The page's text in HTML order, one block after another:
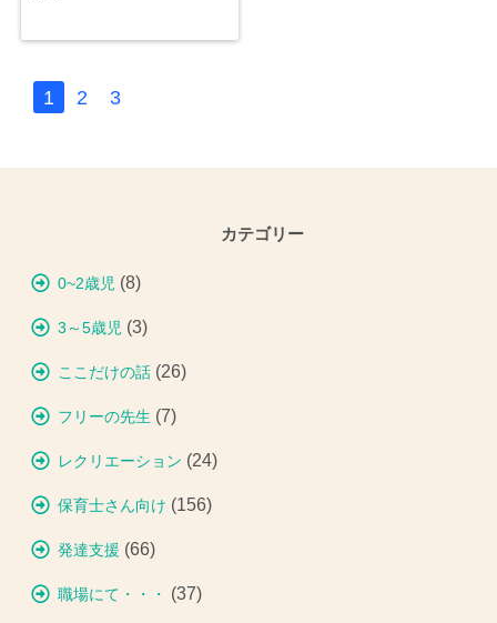
1 2 3
カテゴリー
0~2歳児 (8)
3～5歳児 (3)
ここだけの話 (26)
フリーの先生 (7)
レクリエーション (24)
保育士さん向け (156)
発達支援 (66)
職場にて・・・ (37)